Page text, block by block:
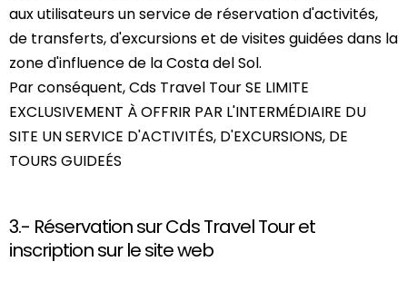
aux utilisateurs un service de réservation d'activités,
de transferts, d'excursions et de visites guidées dans la
zone d'influence de la Costa del Sol.
Par conséquent, Cds Travel Tour SE LIMITE
EXCLUSIVEMENT À OFFRIR PAR L'INTERMÉDIAIRE DU
SITE UN SERVICE D'ACTIVITÉS, D'EXCURSIONS, DE
TOURS GUIDEÉS
3.- Réservation sur Cds Travel Tour et
inscription sur le site web